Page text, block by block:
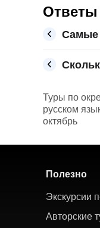
Ответы
Самые
Туры по
русском
октябрь
Полезно
Экскурсии
Авторские